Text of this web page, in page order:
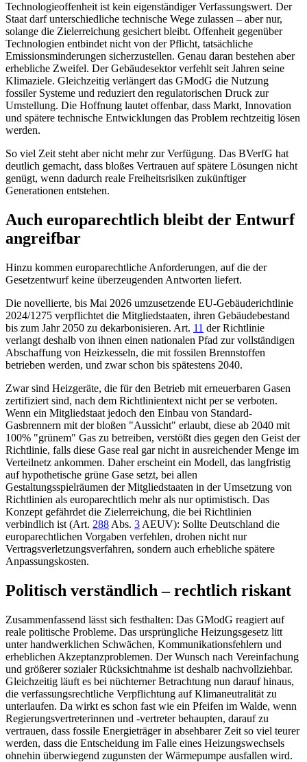
Technologieoffenheit ist kein eigenständiger Verfassungswert. Der
Staat darf unterschiedliche technische Wege zulassen – aber nur,
solange die Zielerreichung gesichert bleibt. Offenheit gegenüber
Technologien entbindet nicht von der Pflicht, tatsächliche
Emissionsminderungen sicherzustellen. Genau daran bestehen aber
erhebliche Zweifel. Der Gebäudesektor verfehlt seit Jahren seine
Klimaziele. Gleichzeitig verlängert das GModG die Nutzung
fossiler Systeme und reduziert den regulatorischen Druck zur
Umstellung. Die Hoffnung lautet offenbar, dass Markt, Innovation
und spätere technische Entwicklungen das Problem rechtzeitig lösen
werden.
So viel Zeit steht aber nicht mehr zur Verfügung. Das BVerfG hat
deutlich gemacht, dass bloßes Vertrauen auf spätere Lösungen nicht
genügt, wenn dadurch reale Freiheitsrisiken zukünftiger
Generationen entstehen.
Auch europarechtlich bleibt der Entwurf
angreifbar
Hinzu kommen europarechtliche Anforderungen, auf die der
Gesetzentwurf keine überzeugenden Antworten liefert.
Die novellierte, bis Mai 2026 umzusetzende EU-Gebäuderichtlinie
2024/1275 verpflichtet die Mitgliedstaaten, ihren Gebäudebestand
bis zum Jahr 2050 zu dekarbonisieren. Art. 11 der Richtlinie
verlangt deshalb von ihnen einen nationalen Pfad zur vollständigen
Abschaffung von Heizkesseln, die mit fossilen Brennstoffen
betrieben werden, und zwar schon bis spätestens 2040.
Zwar sind Heizgeräte, die für den Betrieb mit erneuerbaren Gasen
zertifiziert sind, nach dem Richtlinientext nicht per se verboten.
Wenn ein Mitgliedstaat jedoch den Einbau von Standard-
Gasbrennern mit der bloßen "Aussicht" erlaubt, diese ab 2040 mit
100% "grünem" Gas zu betreiben, verstößt dies gegen den Geist der
Richtlinie, falls diese Gase real gar nicht in ausreichender Menge im
Verteilnetz ankommen. Daher erscheint ein Modell, das langfristig
auf hypothetische grüne Gase setzt, bei allen
Gestaltungsspielräumen der Mitgliedstaaten in der Umsetzung von
Richtlinien als europarechtlich mehr als nur optimistisch. Das
Konzept gefährdet die Zielerreichung, die bei Richtlinien
verbindlich ist (Art. 288 Abs. 3 AEUV): Sollte Deutschland die
europarechtlichen Vorgaben verfehlen, drohen nicht nur
Vertragsverletzungsverfahren, sondern auch erhebliche spätere
Anpassungskosten.
Politisch verständlich – rechtlich riskant
Zusammenfassend lässt sich festhalten: Das GModG reagiert auf
reale politische Probleme. Das ursprüngliche Heizungsgesetz litt
unter handwerklichen Schwächen, Kommunikationsfehlern und
erheblichen Akzeptanzproblemen. Der Wunsch nach Vereinfachung
und größerer sozialer Rücksichtnahme ist deshalb nachvollziehbar.
Gleichzeitig läuft es bei nüchterner Betrachtung nun darauf hinaus,
die verfassungsrechtliche Verpflichtung auf Klimaneutralität zu
unterlaufen. Da wirkt es schon fast wie ein Pfeifen im Walde, wenn
Regierungsvertreterinnen und -vertreter behaupten, darauf zu
vertrauen, dass fossile Energieträger in absehbarer Zeit so viel teurer
werden, dass die Entscheidung im Falle eines Heizungswechsels
ohnehin überwiegend zugunsten der Wärmepumpe ausfallen wird.